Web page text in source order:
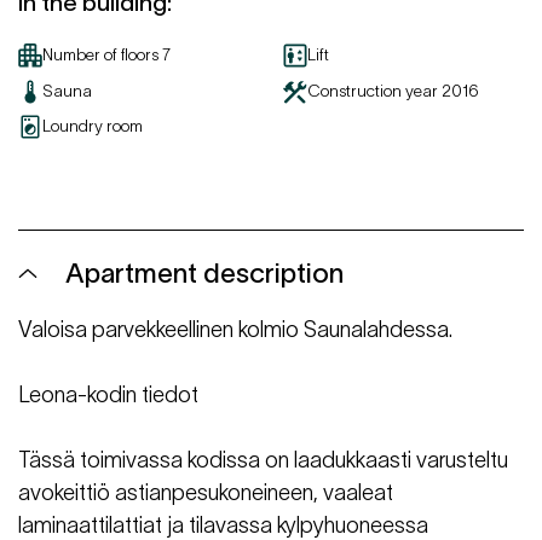
Number of floors 7
Lift
Sauna
Construction year 2016
Loundry room
Apartment description
Valoisa parvekkeellinen kolmio Saunalahdessa.
Leona-kodin tiedot
Tässä toimivassa kodissa on laadukkaasti varusteltu
avokeittiö astianpesukoneineen, vaaleat
laminaattilattiat ja tilavassa kylpyhuoneessa